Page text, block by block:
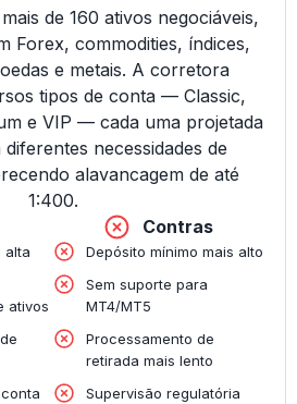
de 160 ativos negociáveis,
Forex, commodities, índices,
e metais. A corretora
tipos de conta — Classic,
e VIP — cada uma projetada
necessidades de
alavancagem de até
1:400.
alta
ativos
Contras
Depósito mínimo mais alto
Sem suporte para
MT4/MT5
Processamento de
retirada mais lento
Supervisão regulatória